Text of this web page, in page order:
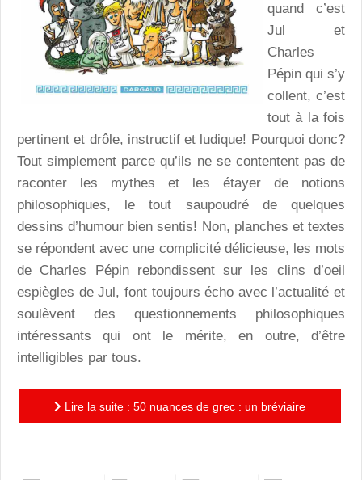
quand c’est
Jul et
Charles
Pépin qui s’y
collent, c’est
tout à la fois
pertinent et drôle, instructif et ludique! Pourquoi donc?
Tout simplement parce qu’ils ne se contentent pas de
raconter les mythes et les étayer de notions
philosophiques, le tout saupoudré de quelques
dessins d’humour bien sentis! Non, planches et textes
se répondent avec une complicité délicieuse, les mots
de Charles Pépin rebondissent sur les clins d’oeil
espiègles de Jul, font toujours écho avec l’actualité et
soulèvent des questionnements philosophiques
intéressants qui ont le mérite, en outre, d’être
intelligibles par tous.
Lire la suite : 50 nuances de grec : un bréviaire